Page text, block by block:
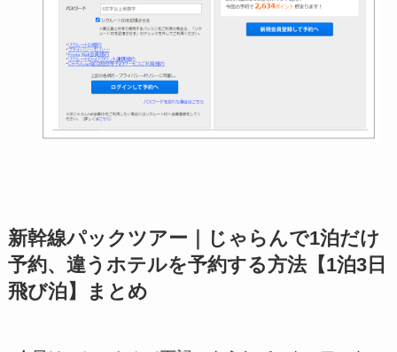
新幹線パックツアー｜じゃらんで1泊だけ
予約、違うホテルを予約する方法【1泊3日
飛び泊】まとめ